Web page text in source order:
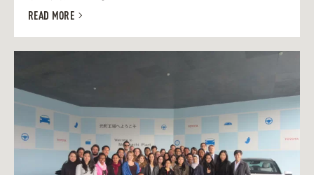
READ MORE